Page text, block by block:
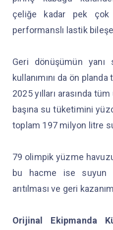
çeliğe kadar pek çok
performanslı lastik
Geri dönüşümün yanı
kullanımını da ön
2025 yılları arasında
başına su tüketimini
toplam 197 milyon litre
79 olimpik yüzme
bu hacme ise suyun
arıtılması ve geri
Orijinal Ekipmanda